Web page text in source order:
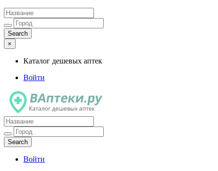
×
Каталог дешевых аптек
Войти
Каталог дешевых аптек
Войти